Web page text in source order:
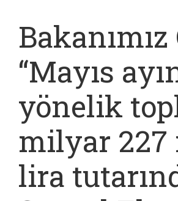
“Mayıs
yönelik
milyar
lira